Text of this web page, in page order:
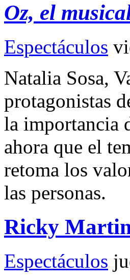
Oz, el
Espectáculos
Natalia Sosa,
protagonistas
la importancia
ahora que el
retoma los
las personas.
Ricky Martin
Espectáculos